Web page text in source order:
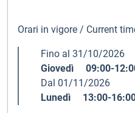
Orari in vigore / Current
Fino al 31/10/2026
Giovedì 09:00-
Dal 01/11/2026
Lunedì 13:00-